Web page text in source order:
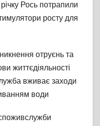
Рось потрапили
росту для
отруєнь та
життєдіяльності
вживає заходи
води